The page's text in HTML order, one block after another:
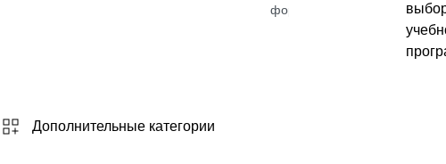
формы
Посмотреть
Дополнительные категории